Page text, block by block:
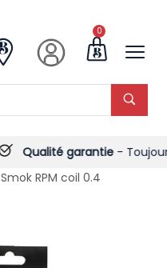
0
Qualité garantie- Toujours !
Smok RPM coil 0.4